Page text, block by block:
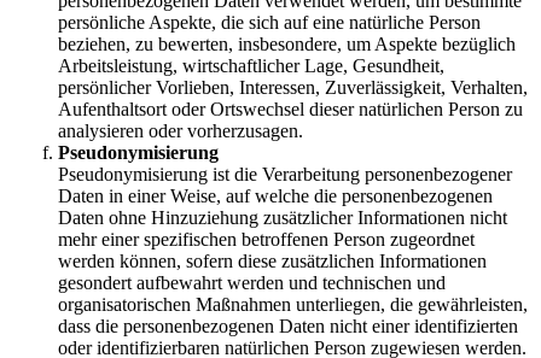
persönliche Aspekte, die sich auf eine natürliche Person
beziehen, zu bewerten, insbesondere, um Aspekte bezüglich
Arbeitsleistung, wirtschaftlicher Lage, Gesundheit,
persönlicher Vorlieben, Interessen, Zuverlässigkeit, Verhalten,
Aufenthaltsort oder Ortswechsel dieser natürlichen Person zu
analysieren oder vorherzusagen.
Pseudonymisierung
Pseudonymisierung ist die Verarbeitung personenbezogener
Daten in einer Weise, auf welche die personenbezogenen
Daten ohne Hinzuziehung zusätzlicher Informationen nicht
mehr einer spezifischen betroffenen Person zugeordnet
werden können, sofern diese zusätzlichen Informationen
gesondert aufbewahrt werden und technischen und
organisatorischen Maßnahmen unterliegen, die gewährleisten,
dass die personenbezogenen Daten nicht einer identifizierten
oder identifizierbaren natürlichen Person zugewiesen werden.